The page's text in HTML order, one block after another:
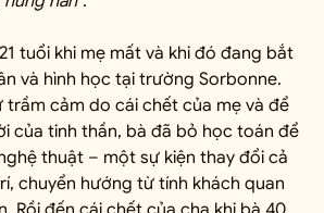
tuổi khi mẹ mất và khi đó đang bắt
và hình học tại trường Sorbonne.
trầm cảm do cái chết của mẹ và để
của tinh thần, bà đã bỏ học toán để
thuật – một sự kiện thay đổi cả
chuyển hướng từ tính khách quan